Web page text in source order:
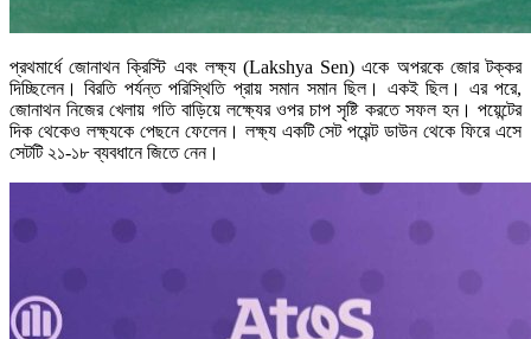
প্রথমার্ধে জোনাথন ক্রিস্টি এবং লক্ষ্য (Lakshya Sen) একে অপরকে জোর টক্কর
দিচ্ছিলেন। বিরতি পর্যন্ত পরিস্থিতি প্রায় সমান সমান ছিল। একই ছিল। এর পরে,
জোনাথন নিজের খেলায় গতি বাড়িয়ে লক্ষ্যের ওপর চাপ সৃষ্টি করতে সফল হন। পয়েন্টের
দিক থেকেও লক্ষ্যকে পেছনে ফেলেন। লক্ষ্য একটি সেট পয়েন্ট ডাউন থেকে ফিরে এসে
সেটটি ২১-১৮ ব্যবধানে জিতে নেন।